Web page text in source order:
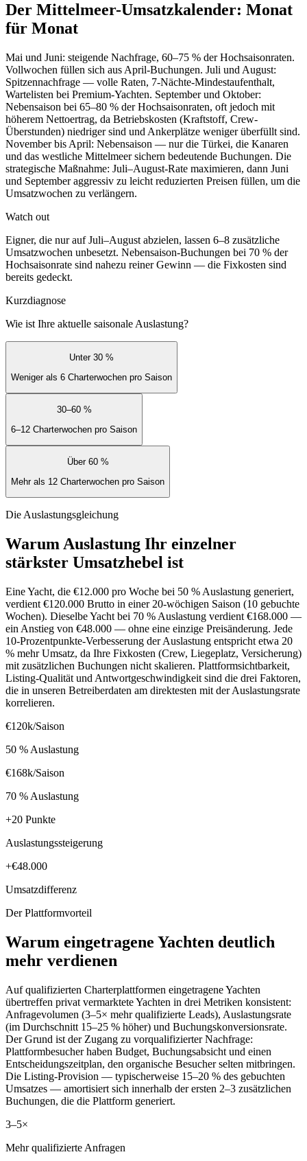
Der Mittelmeer-Umsatzkalender: Monat
für Monat
Mai und Juni: steigende Nachfrage, 60–75 % der Hochsaisonraten.
Vollwochen füllen sich aus April-Buchungen. Juli und August:
Spitzennachfrage — volle Raten, 7-Nächte-Mindestaufenthalt,
Wartelisten bei Premium-Yachten. September und Oktober:
Nebensaison bei 65–80 % der Hochsaisonraten, oft jedoch mit
höherem Nettoertrag, da Betriebskosten (Kraftstoff, Crew-
Überstunden) niedriger sind und Ankerplätze weniger überfüllt sind.
November bis April: Nebensaison — nur die Türkei, die Kanaren
und das westliche Mittelmeer sichern bedeutende Buchungen. Die
strategische Maßnahme: Juli–August-Rate maximieren, dann Juni
und September aggressiv zu leicht reduzierten Preisen füllen, um die
Umsatzwochen zu verlängern.
Watch out
Eigner, die nur auf Juli–August abzielen, lassen 6–8 zusätzliche
Umsatzwochen unbesetzt. Nebensaison-Buchungen bei 70 % der
Hochsaisonrate sind nahezu reiner Gewinn — die Fixkosten sind
bereits gedeckt.
Kurzdiagnose
Wie ist Ihre aktuelle saisonale Auslastung?
Unter 30 %
Weniger als 6 Charterwochen pro Saison
30–60 %
6–12 Charterwochen pro Saison
Über 60 %
Mehr als 12 Charterwochen pro Saison
Die Auslastungsgleichung
Warum Auslastung Ihr einzelner
stärkster Umsatzhebel ist
Eine Yacht, die €12.000 pro Woche bei 50 % Auslastung generiert,
verdient €120.000 Brutto in einer 20-wöchigen Saison (10 gebuchte
Wochen). Dieselbe Yacht bei 70 % Auslastung verdient €168.000 —
ein Anstieg von €48.000 — ohne eine einzige Preisänderung. Jede
10-Prozentpunkte-Verbesserung der Auslastung entspricht etwa 20
% mehr Umsatz, da Ihre Fixkosten (Crew, Liegeplatz, Versicherung)
mit zusätzlichen Buchungen nicht skalieren. Plattformsichtbarkeit,
Listing-Qualität und Antwortgeschwindigkeit sind die drei Faktoren,
die in unseren Betreiberdaten am direktesten mit der Auslastungsrate
korrelieren.
€120k/Saison
50 % Auslastung
€168k/Saison
70 % Auslastung
+20 Punkte
Auslastungssteigerung
+€48.000
Umsatzdifferenz
Der Plattformvorteil
Warum eingetragene Yachten deutlich
mehr verdienen
Auf qualifizierten Charterplattformen eingetragene Yachten
übertreffen privat vermarktete Yachten in drei Metriken konsistent:
Anfragevolumen (3–5× mehr qualifizierte Leads), Auslastungsrate
(im Durchschnitt 15–25 % höher) und Buchungskonversionsrate.
Der Grund ist der Zugang zu vorqualifizierter Nachfrage:
Plattformbesucher haben Budget, Buchungsabsicht und einen
Entscheidungszeitplan, den organische Besucher selten mitbringen.
Die Listing-Provision — typischerweise 15–20 % des gebuchten
Umsatzes — amortisiert sich innerhalb der ersten 2–3 zusätzlichen
Buchungen, die die Plattform generiert.
3–5×
Mehr qualifizierte Anfragen